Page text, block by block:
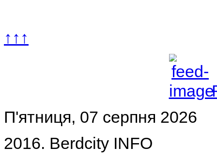
↑↑↑
П'ятниця, 07 серпня 2026
2016. Berdcity INFO